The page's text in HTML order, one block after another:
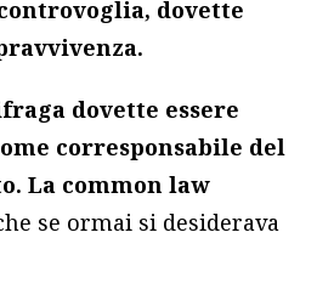
dovette
dovette essere
corresponsabile del
La common law
se ormai si desiderava